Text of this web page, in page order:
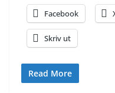
Facebook
Skriv ut
Read More